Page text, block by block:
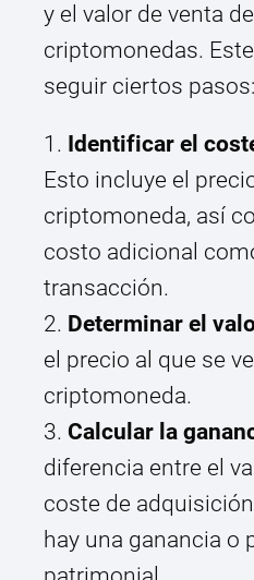
y el valor de venta
criptomonedas.
seguir ciertos pasos:
1. Identificar el
Esto incluye el
criptomoneda, así
costo adicional
transacción.
2. Determinar el
el precio al que se
criptomoneda.
3. Calcular la
diferencia entre el
coste de
hay una ganancia o